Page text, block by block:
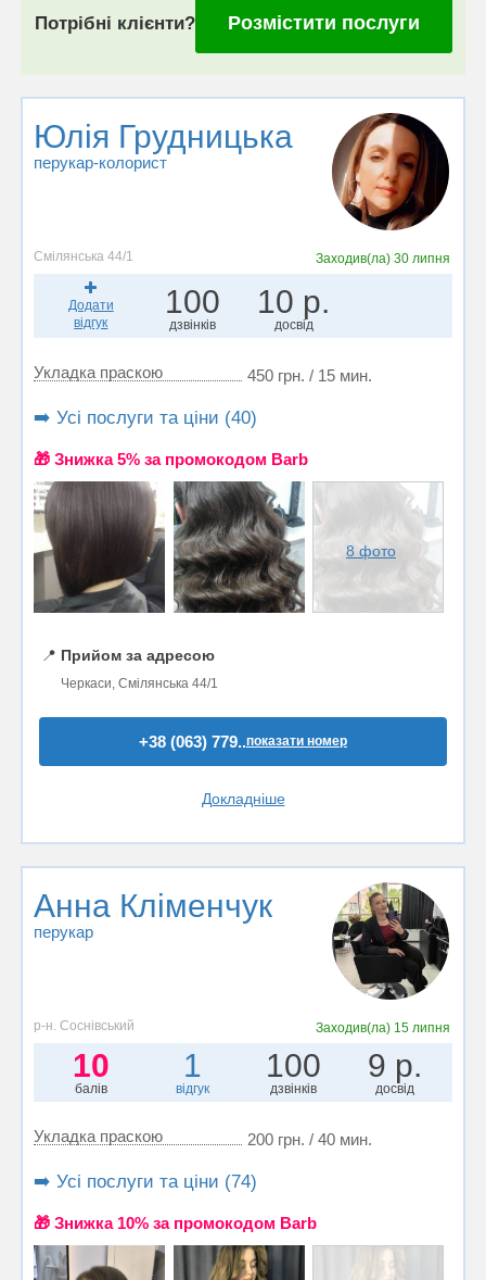
Потрібні клієнти? Розмістити послуги
Юлія Грудницька
перукар-колорист
Смілянська 44/1 Заходив(ла) 30 липня
Додати
відгук
100
дзвінків
10 р.
досвід
Укладка праскою 450 грн. / 15 мин.
➡️ Усі послуги та ціни (40)
🎁 Знижка 5% за промокодом Barb
8 фото
📍 Прийом за адресою
Черкаси, Смілянська 44/1
+38 (063) 779..показати номер
Докладніше
Анна Кліменчук
перукар
р-н. Соснівський Заходив(ла) 15 липня
10
балів
1
відгук
100
дзвінків
9 р.
досвід
Укладка праскою 200 грн. / 40 мин.
➡️ Усі послуги та ціни (74)
🎁 Знижка 10% за промокодом Barb